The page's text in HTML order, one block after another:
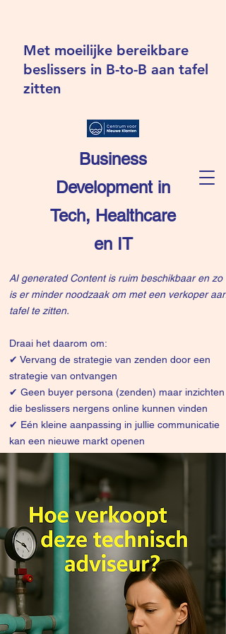
Business
Development in
Tech, Healthcare
en IT
Met moeilijke bereikbare
beslissers in B-to-B aan tafel
zitten
AI generated Content is ruim beschikbaar en zo
is er minder noodzaak om met een verkoper aan
tafel te zitten.
Draai het daarom om:
✔ Vervang de strategie van zenden door een
strategie van ontvangen
✔ Geen buyer persona (zenden) maar inzichten
die beslissers nergens online kunnen vinden
✔ Eén kleine aanpassing in jullie communicatie
kan een nieuwe markt openen